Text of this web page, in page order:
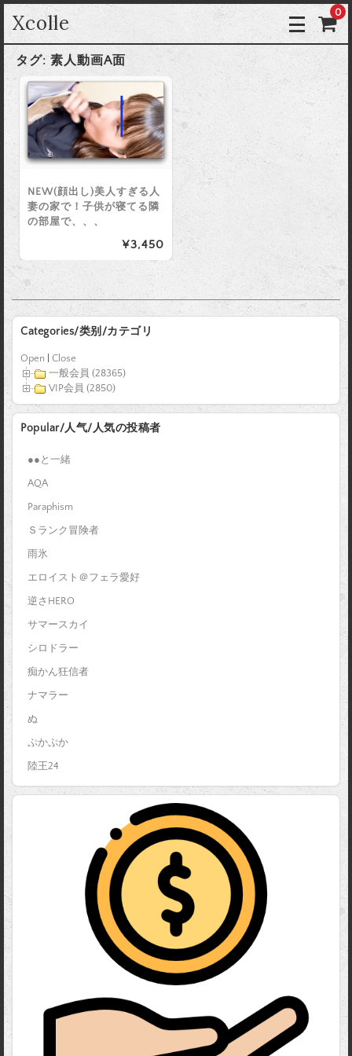
Xcolle 0
タグ: 素人動画A面
NEW(顔出し)美人すぎる人
妻の家で！子供が寝てる隣
の部屋で、、、
¥3,450
Categories/类别/カテゴリ
Open
Close
一般会員 (28365)
VIP会員 (2850)
Popular/人气/人気の投稿者
●●と一緒
AQA
Paraphism
Ｓランク冒険者
雨氷
エロイスト＠フェラ愛好
逆さHERO
サマースカイ
シロドラー
痴かん狂信者
ナマラー
ぬ
ぷかぷか
陸王24